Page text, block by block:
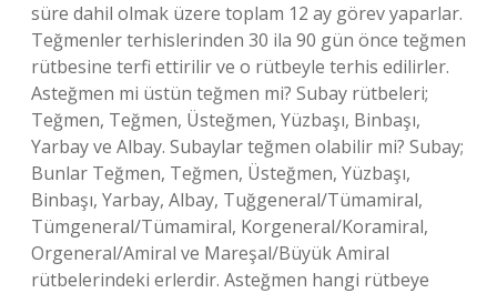
süre dahil olmak üzere toplam 12 ay görev yaparlar.
Teğmenler terhislerinden 30 ila 90 gün önce teğmen
rütbesine terfi ettirilir ve o rütbeyle terhis edilirler.
Asteğmen mi üstün teğmen mi? Subay rütbeleri;
Teğmen, Teğmen, Üsteğmen, Yüzbaşı, Binbaşı,
Yarbay ve Albay. Subaylar teğmen olabilir mi? Subay;
Bunlar Teğmen, Teğmen, Üsteğmen, Yüzbaşı,
Binbaşı, Yarbay, Albay, Tuğgeneral/Tümamiral,
Tümgeneral/Tümamiral, Korgeneral/Koramiral,
Orgeneral/Amiral ve Mareşal/Büyük Amiral
rütbelerindeki erlerdir. Asteğmen hangi rütbeye